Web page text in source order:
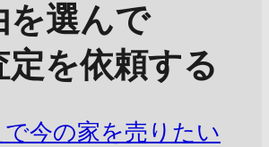
を選んで
定を依頼する
今の家を売りたい